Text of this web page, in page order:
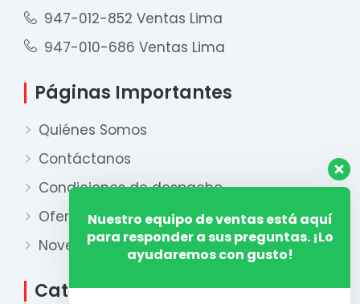
947-012-852 Ventas Lima
947-010-686 Ventas Lima
Páginas Importantes
Quiénes Somos
Contáctanos
Condiciones de despacho
Ofertas
Novedades
Categorías
Nuestro equipo de ventas está aquí
para responder a sus preguntas. ¡Lo
ayudaremos con gusto!